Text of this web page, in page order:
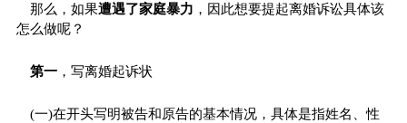
那么，如果遭遇了家庭暴力 ，因此想要提起离婚诉讼具体该
怎么做呢？
第一，写离婚起诉状
(一)在开头写明被告和原告的基本情况，具体是指姓名、性